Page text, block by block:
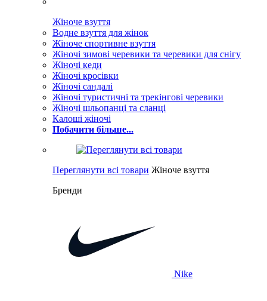
Жіноче взуття
Водне взуття для жінок
Жіноче спортивне взуття
Жіночі зимові черевики та черевики для снігу
Жіночі кеди
Жіночі кросівки
Жіночі сандалі
Жіночі туристичні та трекінгові черевики
Жіночі шльопанці та сланці
Калоші жіночі
Побачити більше...
Переглянути всі товари Жіноче взуття
Бренди
Nike